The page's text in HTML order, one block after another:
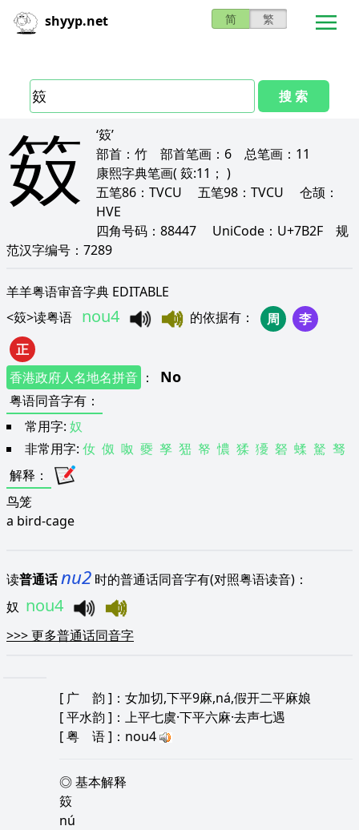
shyyp.net 简 繁
搜 索
笯
‘笯’
部首： 竹 部首笔画： 6 总笔画： 11
康熙字典笔画( 笯:11； )
五笔86： TVCU 五笔98： TVCU 仓颉：
HVE
四角号码： 88447 UniCode： U+7B2F 规
范汉字编号： 7289
羊羊粤语审音字典 EDITABLE
<笯>读粤语 nou4 的依据有 ： 周
李
正
香港政府人名地名拼音 ： No
粤语同音字有 ：
常用字: 奴
非常用字: 㚢 伮 呶 夒 孥 峱 帑 憹 猱 獶 砮 蝚 駑 驽
解释 ：
鸟笼
a bird-cage
读普通话nu2 时的普通话同音字有(对照粤语读音)：
奴 nou4
>>>更多普通话同音字
[ 广 韵 ]：女加切,下平9麻,ná,假开二平麻娘
[平水韵 ]：上平七虞·下平六麻·去声七遇
[粤 语]：nou4
◎ 基本解释
笯
nú